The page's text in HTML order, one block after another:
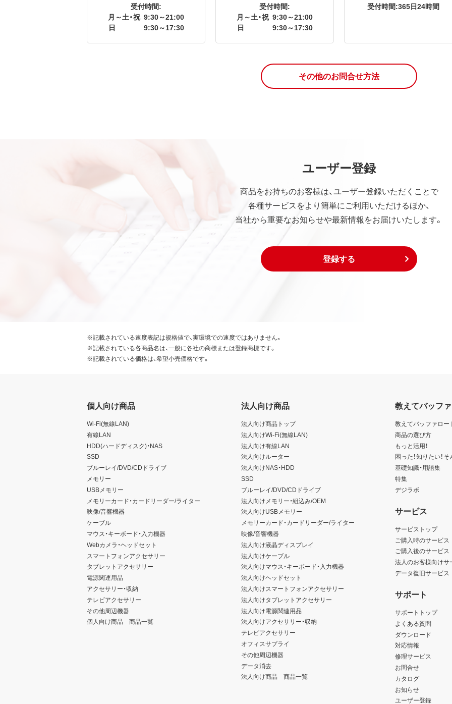
受付時間:
月～土・祝 9:30～21:00
日
9:30～17:30
受付時間:
月～土・祝 9:30～21:00
日
9:30～17:30
受付時間:365日24時間
その他のお問合せ方法
ユーザー登録
商品をお持ちのお客様は、ユーザー登録いただくことで
各種サービスをより簡単にご利用いただけるほか、
当社から重要なお知らせや最新情報をお届けいたします。
登録する
※記載されている速度表記は規格値で、実環境での速度ではありません。
※記載されている各商品名は、一般に各社の商標または登録商標です。
※記載されている価格は、希望小売価格です。
個人向け商品
Wi-Fi(無線LAN)
有線LAN
HDD(ハードディスク)・NAS
SSD
ブルーレイ/DVD/CDドライブ
メモリー
USBメモリー
メモリーカード・カードリーダー/ライター
映像/音響機器
ケーブル
マウス・キーボード・入力機器
Webカメラ・ヘッドセット
スマートフォンアクセサリー
タブレットアクセサリー
電源関連用品
アクセサリー・収納
テレビアクセサリー
その他周辺機器
個人向け商品 商品一覧
法人向け商品
法人向け商品トップ
法人向けWi-Fi(無線LAN)
法人向け有線LAN
法人向けルーター
法人向けNAS・HDD
SSD
ブルーレイ/DVD/CDドライブ
法人向けメモリー・組込み/OEM
法人向けUSBメモリー
メモリーカード・カードリーダー/ライター
映像/音響機器
法人向け液晶ディスプレイ
法人向けケーブル
法人向けマウス・キーボード・入力機器
法人向けヘッドセット
法人向けスマートフォンアクセサリー
法人向けタブレットアクセサリー
法人向け電源関連用品
法人向けアクセサリー・収納
テレビアクセサリー
オフィスサプライ
その他周辺機器
データ消去
法人向け商品 商品一覧
教えてバッフ
教えてバッファロー
商品の選び方
もっと活用！
困った！知りたい！
基礎知識・用語集
特集
デジラボ
サービス
サービストップ
ご購入時のサービス
ご購入後のサービス
法人のお客様向けサ
データ復旧サービス
サポート
サポートトップ
よくある質問
ダウンロード
対応情報
修理サービス
お問合せ
カタログ
お知らせ
ユーザー登録